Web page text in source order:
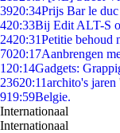
3920:34Prijs Bar le
420:33Bij Edit ALT-S
2420:31Petitie behoud
7020:17Aanbrengen
1 20:14Gadgets:
23620:11archito's
919:59Belgie.
Internationaal
Internationaal